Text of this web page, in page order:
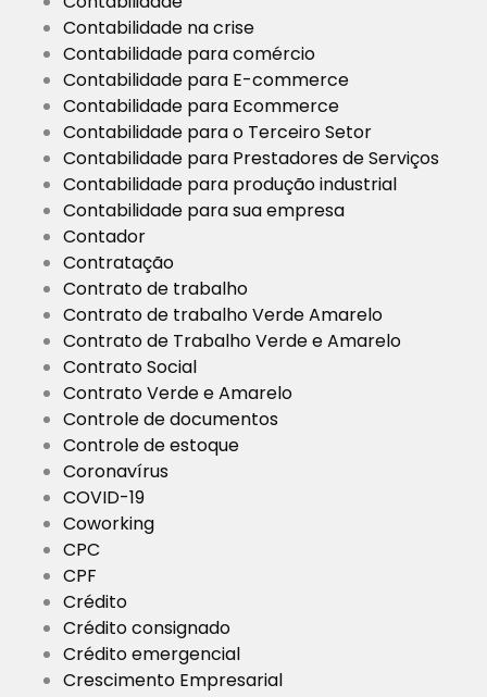
Contabilidade na crise
Contabilidade para comércio
Contabilidade para E-commerce
Contabilidade para Ecommerce
Contabilidade para o Terceiro Setor
Contabilidade para Prestadores de Serviços
Contabilidade para produção industrial
Contabilidade para sua empresa
Contador
Contratação
Contrato de trabalho
Contrato de trabalho Verde Amarelo
Contrato de Trabalho Verde e Amarelo
Contrato Social
Contrato Verde e Amarelo
Controle de documentos
Controle de estoque
Coronavírus
COVID-19
Coworking
CPC
CPF
Crédito
Crédito consignado
Crédito emergencial
Crescimento Empresarial